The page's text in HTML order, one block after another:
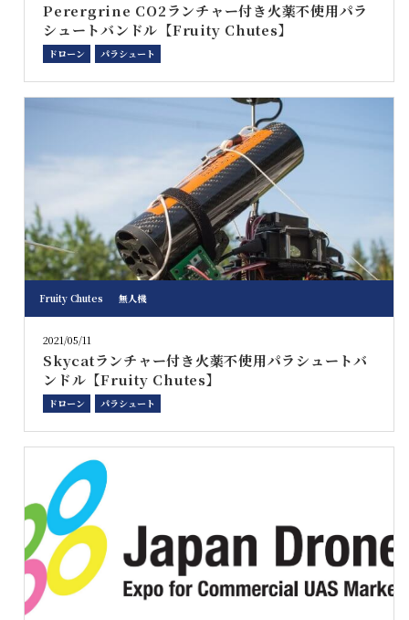
Perergrine CO2ランチャー付き火薬不使用パラ
シュートバンドル【Fruity Chutes】
ドローン パラシュート
Fruity Chutes 無人機
2021/05/11
Skycatランチャー付き火薬不使用パラシュートバ
ンドル【Fruity Chutes】
ドローン パラシュート